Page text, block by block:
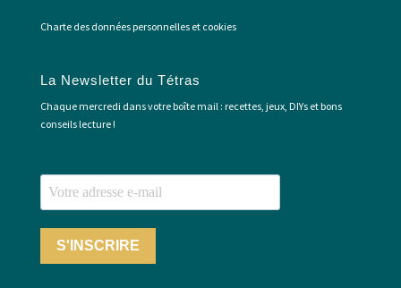
Charte des données personnelles et cookies
La Newsletter du Tétras
Chaque mercredi dans votre boîte mail : recettes, jeux, DIYs et bons
conseils lecture !
S'INSCRIRE